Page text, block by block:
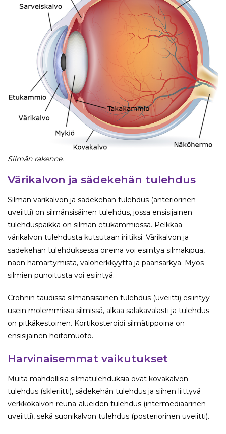
Silmän rakenne.
Värikalvon ja sädekehän tulehdus
Silmän värikalvon ja sädekehän tulehdus (anteriorinen
uveiitti) on silmänsisäinen tulehdus, jossa ensisijainen
tulehduspaikka on silmän etukammiossa. Pelkkää
värikalvon tulehdusta kutsutaan iriitiksi. Värikalvon ja
sädekehän tulehduksessa oireina voi esiintyä silmäkipua,
näön hämärtymistä, valoherkkyyttä ja päänsärkyä. Myös
silmien punoitusta voi esiintyä.
Crohnin taudissa silmänsisäinen tulehdus (uveiitti) esiintyy
usein molemmissa silmissä, alkaa salakavalasti ja tulehdus
on pitkäkestoinen. Kortikosteroidi silmätippoina on
ensisijainen hoitomuoto.
Harvinaisemmat vaikutukset
Muita mahdollisia silmätulehduksia ovat kovakalvon
tulehdus (skleriitti), sädekehän tulehdus ja siihen liittyvä
verkkokalvon reuna-alueiden tulehdus (intermediaarinen
uveiitti), sekä suonikalvon tulehdus (posteriorinen uveiitti).